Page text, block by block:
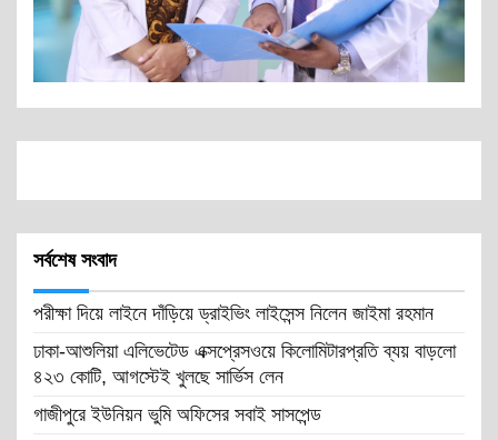
সর্বশেষ সংবাদ
পরীক্ষা দিয়ে লাইনে দাঁড়িয়ে ড্রাইভিং লাইসেন্স নিলেন জাইমা রহমান
ঢাকা-আশুলিয়া এলিভেটেড এক্সপ্রেসওয়ে কিলোমিটারপ্রতি ব্যয় বাড়লো
৪২৩ কোটি, আগস্টেই খুলছে সার্ভিস লেন
গাজীপুরে ইউনিয়ন ভুমি অফিসের সবাই সাসপেন্ড